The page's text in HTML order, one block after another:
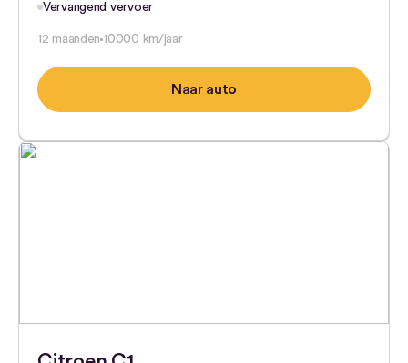
Vervangend vervoer
12 maanden 10000 km/jaar
Naar auto